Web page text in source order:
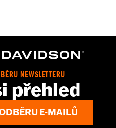
NEWSLETTERU
přehled
E-MAILŮ